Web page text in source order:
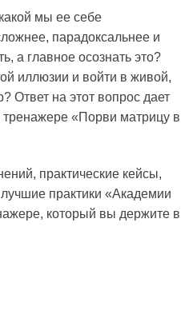
мы ее себе
парадоксальнее и
а главное осознать это?
иллюзии и войти в живой,
Ответ на этот вопрос дает
«Порви матрицу в
практические кейсы,
практики «Академии
который вы держите в